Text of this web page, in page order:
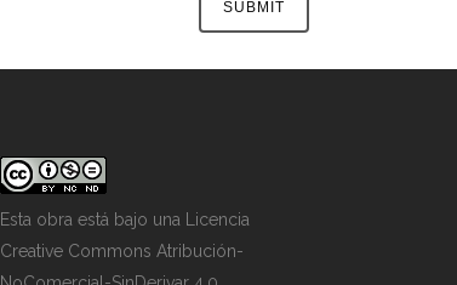
Esta obra está bajo una
Licencia
Creative Commons Atribución-